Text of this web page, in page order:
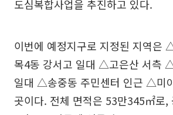
도심복합사업을 추진하고 있다.
이번에 예정지구로 지정된 지역
목4동 강서고 일대 △고은산 서측
일대 △송중동 주민센터 인근 △미
곳이다. 전체 면적은 53만345㎡로,